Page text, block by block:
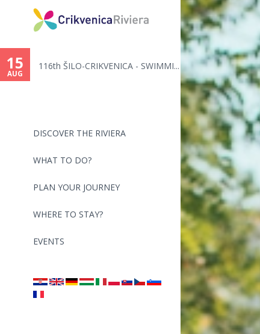
DISCOVER THE RIVIERA
WHAT TO DO?
PLAN YOUR JOURNEY
WHERE TO STAY?
EVENTS
15 116th ŠILO-CRIKVENICA - SWIMMI...